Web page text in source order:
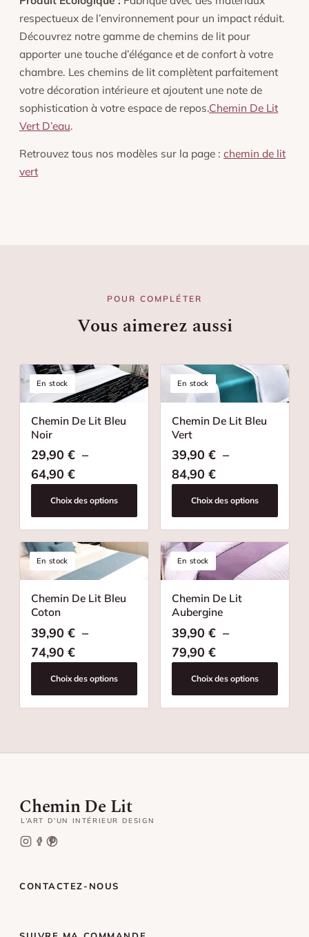
respectueux de l’environnement pour un impact réduit.
Découvrez notre gamme de chemins de lit pour
apporter une touche d’élégance et de confort à votre
chambre. Les chemins de lit complètent parfaitement
votre décoration intérieure et ajoutent une note de
sophistication à votre espace de repos.Chemin De Lit
Vert D’eau.
Retrouvez tous nos modèles sur la page : chemin de lit
vert
POUR COMPLÉTER
Vous aimerez aussi
En stock
Chemin De Lit Bleu
Noir
29,90 € –
64,90 €Plage de prix : 29,90 € à 64,90 €
Choix des options
En stock
Chemin De Lit Bleu
Vert
39,90 € –
84,90 €Plage de prix :
Choix des options
En stock
Chemin De Lit Bleu
Coton
39,90 € –
74,90 €Plage de prix : 39,90 € à 74,90 €
Choix des options
En stock
Chemin De Lit
Aubergine
39,90 € –
79,90 €Plage de prix :
Choix des options
Chemin De Lit
L’ART D’UN INTÉRIEUR DESIGN
CONTACTEZ-NOUS